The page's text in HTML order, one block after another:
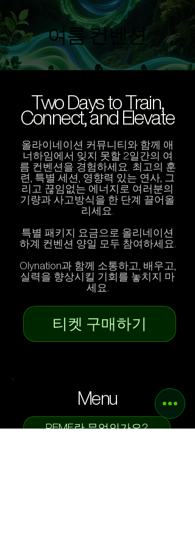
여름 컨벤션
여름 컨벤션
Two Days to Train,
Connect, and Elevate
올라이네이션 커뮤니티와 함께 애
너하임에서 잊지 못할 2일간의 여
름 컨벤션을 경험하세요. 최고의 훈
련, 특별 세션, 영향력 있는 연사, 그
리고 끊임없는 에너지로 여러분의
기량과 사고방식을 한 단계 끌어올
리세요.
특별 패키지 요금으로 올리네이션
하계 컨벤션 양일 모두 참여하세요.
Olynation과 함께 소통하고, 배우고,
실력을 향상시킬 기회를 놓치지 마
세요.
티켓 구매하기
Menu
PEMF란 무엇인가요?